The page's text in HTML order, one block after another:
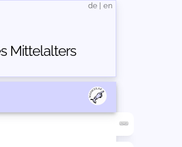
Mittelalters
de en